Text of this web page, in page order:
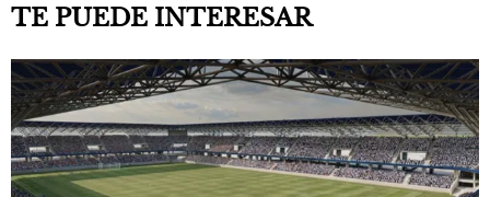
TE PUEDE INTERESAR